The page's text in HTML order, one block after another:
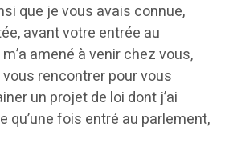
que je vous avais connue,
avant votre entrée au
amené à venir chez vous,
rencontrer pour vous
un projet de loi dont j’ai
qu’une fois entré au parlement,